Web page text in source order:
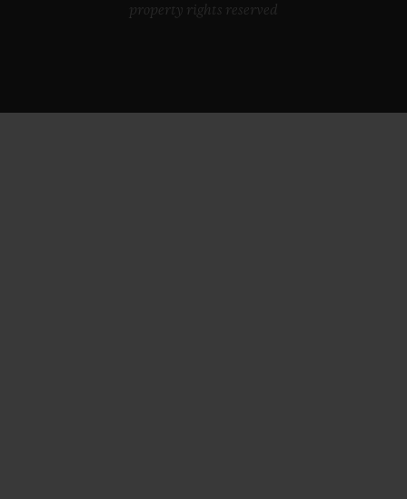
property rights reserved